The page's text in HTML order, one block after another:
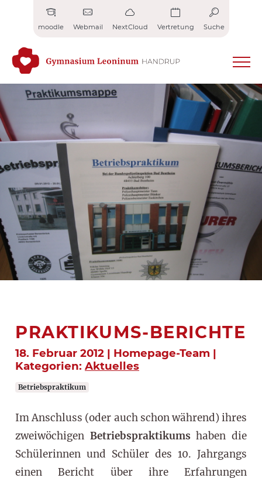
moodle Webmail NextCloud Vertretung Suche
PRAKTIKUMS-BERICHTE
18. Februar 2012 | Homepage-Team |
Kategorien: Aktuelles
Betriebspraktikum
Im Anschluss (oder auch schon während) ihres
zweiwöchigen Betriebspraktikums haben die
Schülerinnen und Schüler des 10. Jahrgangs
einen Bericht über ihre Erfahrungen